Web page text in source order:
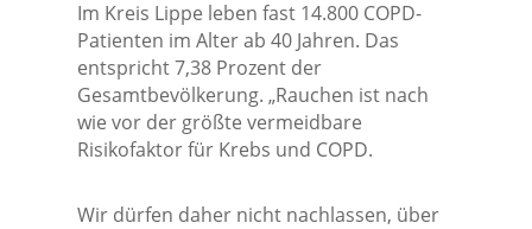
Im Kreis Lippe leben fast 14.800 COPD-
Patienten im Alter ab 40 Jahren. Das
entspricht 7,38 Prozent der
Gesamtbevölkerung. „Rauchen ist nach
wie vor der größte vermeidbare
Risikofaktor für Krebs und COPD.
Wir dürfen daher nicht nachlassen, über